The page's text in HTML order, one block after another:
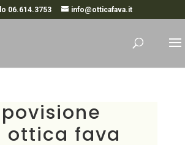
06.614.3753 info@otticafava.it
ottica fava